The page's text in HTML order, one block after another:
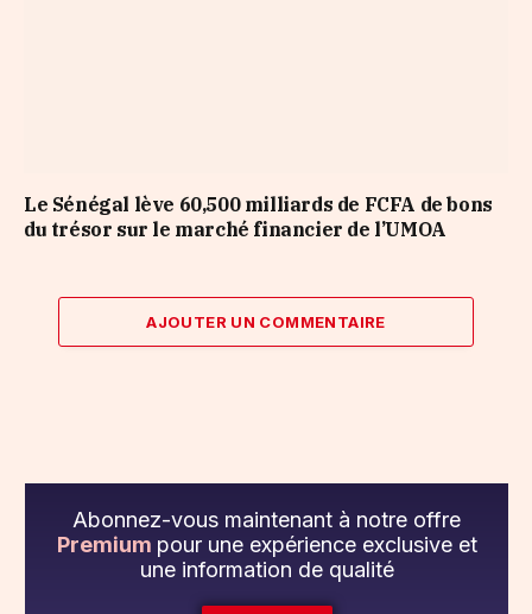
Le Sénégal lève 60,500 milliards de FCFA de bons
du trésor sur le marché financier de l’UMOA
AJOUTER UN COMMENTAIRE
Abonnez-vous maintenant à notre offre
Premium pour une expérience exclusive et
une information de qualité